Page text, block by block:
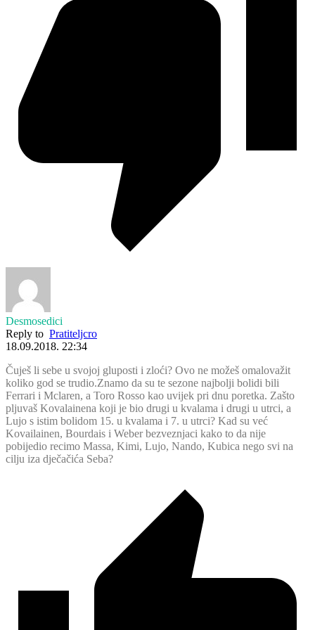
Desmosedici
Reply to Pratiteljcro
18.09.2018. 22:34
Čuješ li sebe u svojoj gluposti i zloći? Ovo ne možeš omalovažit
koliko god se trudio.Znamo da su te sezone najbolji bolidi bili
Ferrari i Mclaren, a Toro Rosso kao uvijek pri dnu poretka. Zašto
pljuvaš Kovalainena koji je bio drugi u kvalama i drugi u utrci, a
Lujo s istim bolidom 15. u kvalama i 7. u utrci? Kad su već
Kovailainen, Bourdais i Weber bezveznjaci kako to da nije
pobijedio recimo Massa, Kimi, Lujo, Nando, Kubica nego svi na
cilju iza dječačića Seba?